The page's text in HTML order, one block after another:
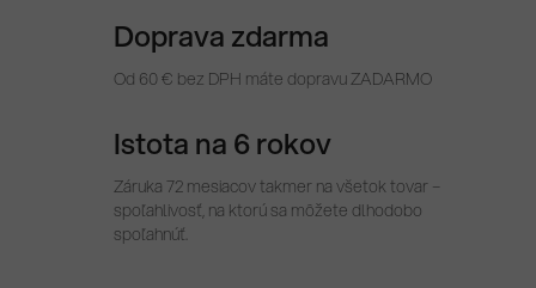
Doprava zdarma
Od 60 € bez DPH máte dopravu ZADARMO
Istota na 6 rokov
Záruka 72 mesiacov takmer na všetok tovar –
spoľahlivosť, na ktorú sa môžete dlhodobo
spoľahnúť.